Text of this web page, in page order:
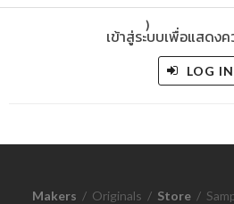
)
เข้าสู่ระบบเพื่อแสดง
LOG IN
Makers / Originals / Store /